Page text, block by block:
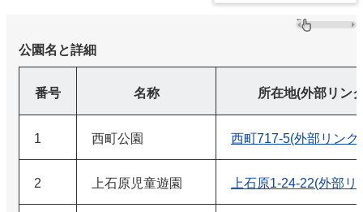
公園名と詳細
番号 名称 所在地(外部リン
1 西町公園 西町717-5(外部リンク)
2 上石原児童遊園 上石原1-24-22(外部リ